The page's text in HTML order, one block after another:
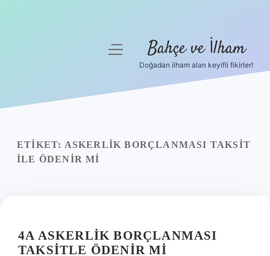
Yasal Uyarı
menüyü
Bahçe ve İlham
Doğadan ilham alan keyifli fikirler!
ETIKET: ASKERLIK BORÇLANMASI TAKSIT
ILE ÖDENIR MI
4A ASKERLIK BORÇLANMASI
TAKSITLE ÖDENIR MI